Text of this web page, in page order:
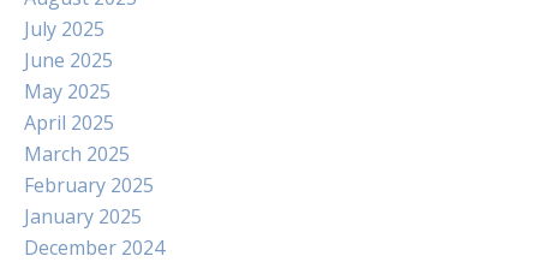
July 2025
June 2025
May 2025
April 2025
March 2025
February 2025
January 2025
December 2024